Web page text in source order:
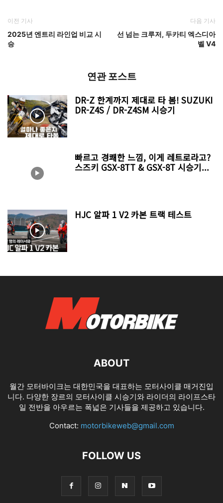
이전 기사
2025년 엔트리 라인업 비교 시
승
다음 기사
선 넘는 크루저, 두카티 엑스디아
벨 V4
연관 포스트
DR-Z 한계까지 제대로 타 봄! SUZUKI
DR-Z4S / DR-Z4SM 시승기
빠르고 경쾌한 느낌, 이게 레트로라고?
스즈키 GSX-8TT & GSX-8T 시승기...
HJC 알파 1 V2 카본 트랙 테스트
ABOUT
월간 모터바이크는 대한민국을 대표하는 모터사이클 매거진입
니다. 다양한 장르의 모터사이클 시승기와 라이더의 라이프스타
일 전반을 아우르는 폭넓은 기사들을 제공하고 있습니다.
Contact: motorbikeweb@gmail.com
FOLLOW US